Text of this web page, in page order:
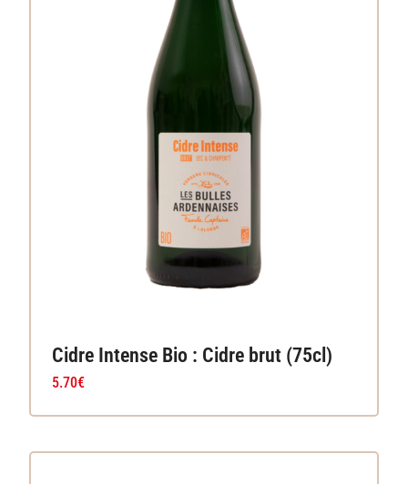
Cidre Intense Bio : Cidre brut (75cl)
5.70€